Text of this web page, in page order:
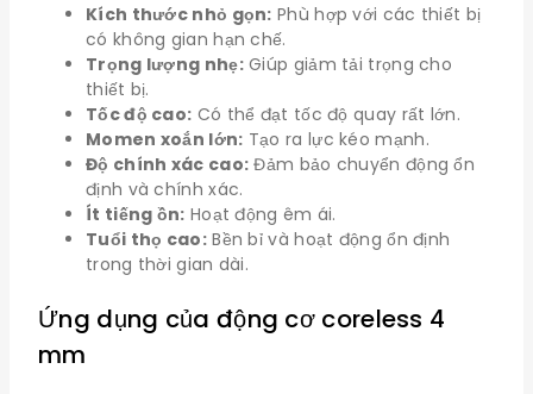
Kích thước nhỏ gọn: Phù hợp với các thiết bị
có không gian hạn chế.
Trọng lượng nhẹ:Giúp giảm tải trọng cho
thiết bị.
Tốc độ cao: Có thể đạt tốc độ quay rất lớn.
Momen xoắn lớn: Tạo ra lực kéo mạnh.
Độ chính xác cao: Đảm bảo chuyển động ổn
định và chính xác.
Ít tiếng ồn: Hoạt động êm ái.
Tuổi thọ cao:Bền bỉ và hoạt động ổn định
trong thời gian dài.
Ứng dụng của động cơ coreless 4
mm